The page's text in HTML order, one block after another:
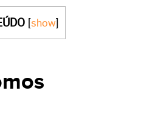
[show]